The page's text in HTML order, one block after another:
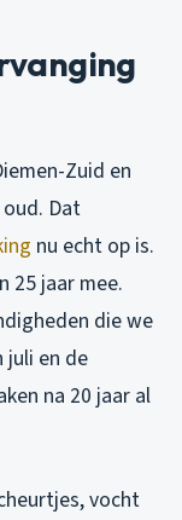
Zuid en
Dat
nu echt op is.
25 jaar mee.
die we
juli en de
na 20 jaar al
vocht